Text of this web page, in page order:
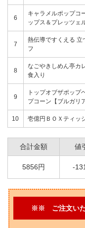
6
キャラメルポップコ
ップス＆プレッツェ
7
熱伝導ですくえる 立
フ
8
なごやきしめん亭カ
食入り
9
トップオブザポップ
プコーン【ブルガリア
10 壱億円ＢＯＸティッ
合計金額 値
5856円 -
※※ ご注文い